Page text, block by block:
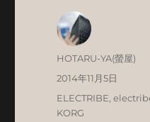
投
HOTARU-YA(螢屋)
投
2014年11月5日
カ
テ
ELECTRIBE,
KORG